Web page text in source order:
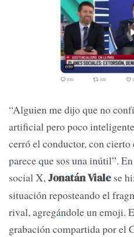
“Alguien me dijo que no
artificial pero poco
cerró el conductor, con
parece que sos una inútil”.
social X,Jonatán Viale se
situación reposteando el
rival, agregándole un emoji.
grabación compartida por el